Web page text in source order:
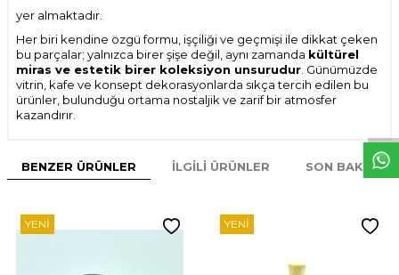
yer almaktadır.
Her biri kendine özgü formu, işçiliği ve geçmişi ile dikkat çeken
bu parçalar; yalnızca birer şişe değil, aynı zamanda kültürel
miras ve estetik birer koleksiyon unsurudur. Günümüzde
vitrin, kafe ve konsept dekorasyonlarda sıkça tercih edilen bu
ürünler, bulunduğu ortama nostaljik ve zarif bir atmosfer
kazandırır.
BENZER ÜRÜNLER İLGILI ÜRÜNLER SON
YENI YENI